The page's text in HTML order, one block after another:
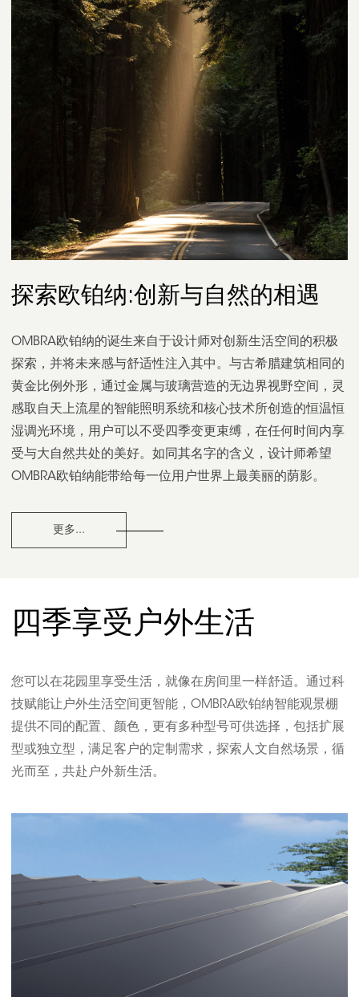
探索欧铂纳:创新与自然的相遇
OMBRA欧铂纳的诞生来自于设计师对创新生活空间的积极
探索，并将未来感与舒适性注入其中。与古希腊建筑相同的
黄金比例外形，通过金属与玻璃营造的无边界视野空间，灵
感取自天上流星的智能照明系统和核心技术所创造的恒温恒
湿调光环境，用户可以不受四季变更束缚，在任何时间内享
受与大自然共处的美好。如同其名字的含义，设计师希望
OMBRA欧铂纳能带给每一位用户世界上最美丽的荫影。
更多...
四季享受户外生活
您可以在花园里享受生活，就像在房间里一样舒适。通过科
技赋能让户外生活空间更智能，OMBRA欧铂纳智能观景棚
提供不同的配置、颜色，更有多种型号可供选择，包括扩展
型或独立型，满足客户的定制需求，探索人文自然场景，循
光而至，共赴户外新生活。